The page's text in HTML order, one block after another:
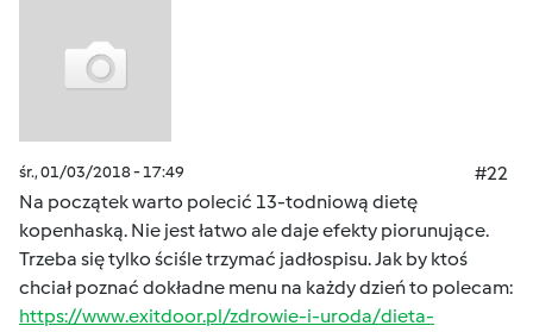
śr., 01/03/2018 - 17:49
#22
Na początek warto polecić 13-todniową dietę
kopenhaską. Nie jest łatwo ale daje efekty piorunujące.
Trzeba się tylko ściśle trzymać jadłospisu. Jak by ktoś
chciał poznać dokładne menu na każdy dzień to polecam:
https://www.exitdoor.pl/zdrowie-i-uroda/dieta-